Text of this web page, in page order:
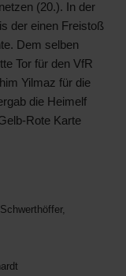
(20.). In der
der einen Freistoß
Dem selben
Tor für den VfR
Yilmaz für die
die Heimelf
Rote Karte